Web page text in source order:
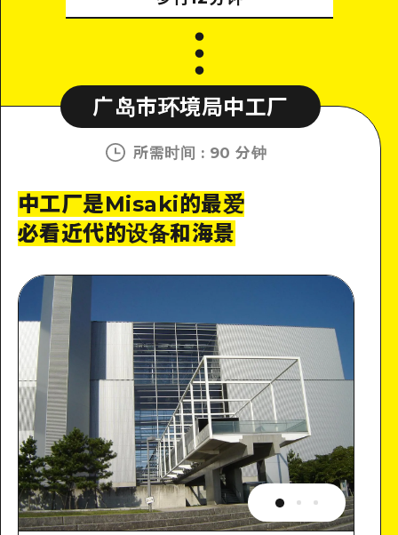
广岛市环境局中工厂
所需时间 : 90 分钟
中工厂是Misaki的最爱
必看近代的设备和海景